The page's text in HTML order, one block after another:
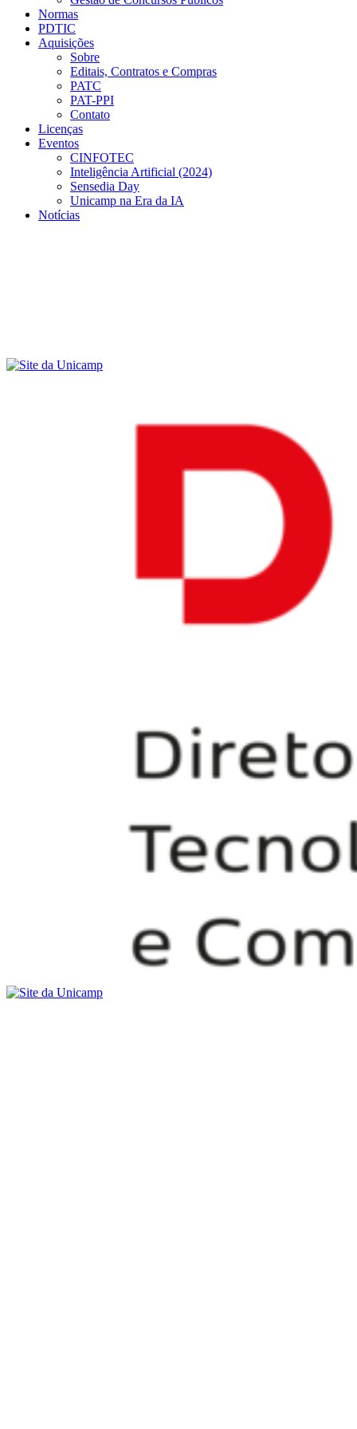
Normas
PDTIC
Aquisições
Sobre
Editais, Contratos e Compras
PATC
PAT-PPI
Contato
Licenças
Eventos
CINFOTEC
Inteligência Artificial (2024)
Sensedia Day
Unicamp na Era da IA
Notícias